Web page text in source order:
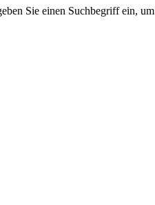
Sie einen Suchbegriff ein,